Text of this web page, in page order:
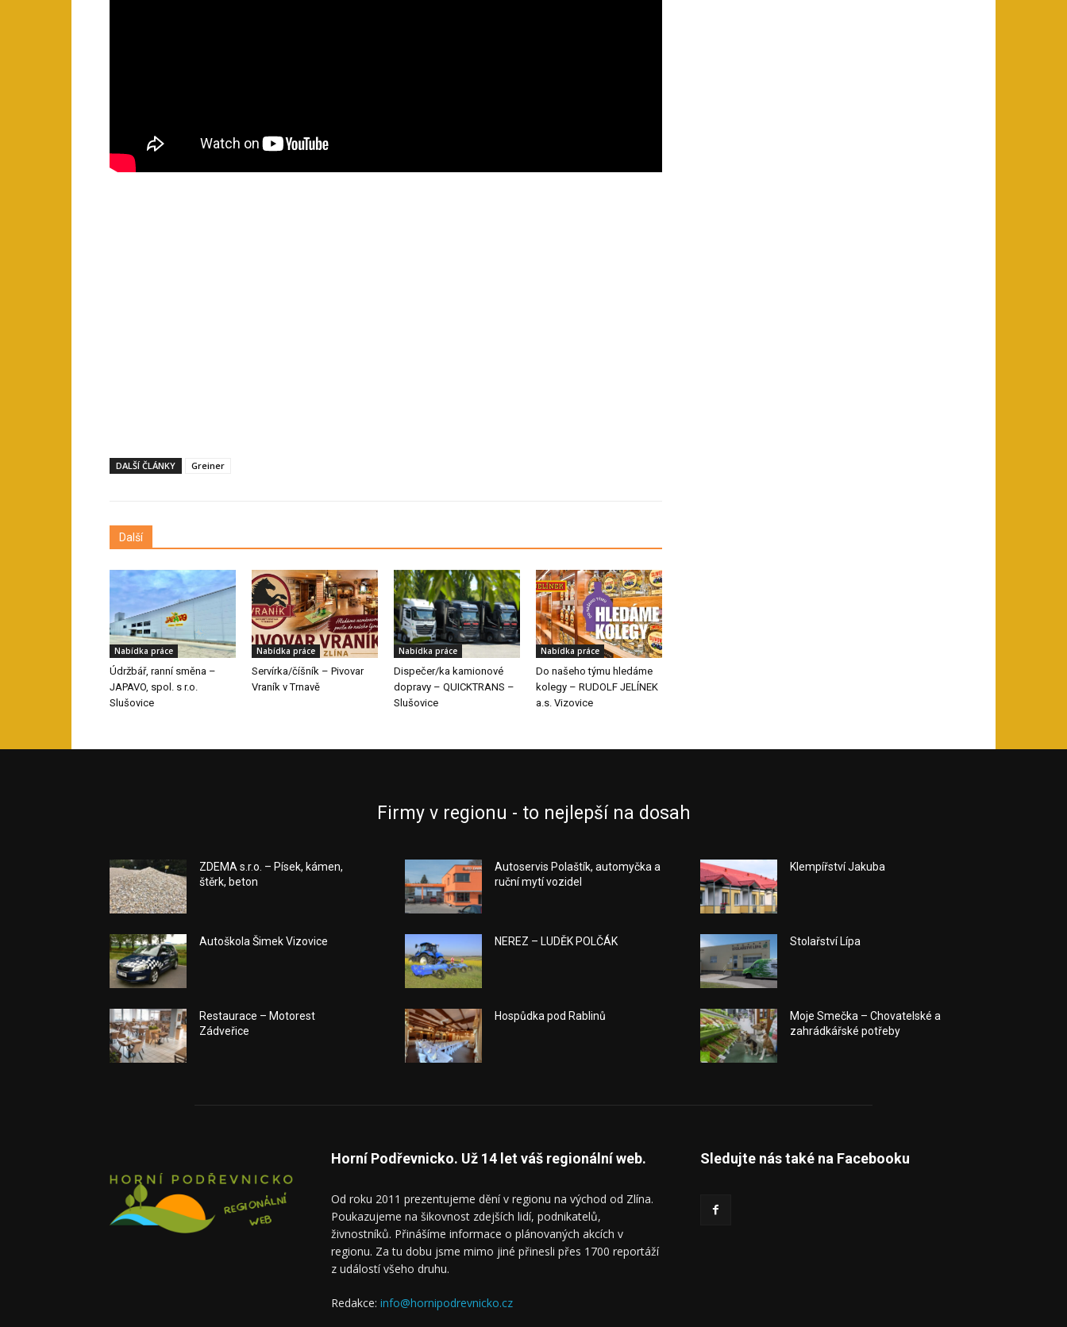
DALŠÍ ČLÁNKY Greiner
Další
Nabídka práce
Údržbář, ranní směna –
JAPAVO, spol. s r.o.
Slušovice
Nabídka práce
Servírka/číšník – Pivovar
Vraník v Trnavě
Nabídka práce
Dispečer/ka kamionové
dopravy – QUICKTRANS –
Slušovice
Nabídka práce
Do našeho týmu hledáme
kolegy – RUDOLF JELÍNEK
a.s. Vizovice
Firmy v regionu - to nejlepší na dosah
ZDEMA s.r.o. – Písek, kámen,
štěrk, beton
Autoškola Šimek Vizovice
Restaurace – Motorest
Zádveřice
Autoservis Polaštík, automyčka a
ruční mytí vozidel
NEREZ – LUDĚK POLČÁK
Hospůdka pod Rablinů
Klempířství Jakuba
Stolařství Lípa
Moje Smečka – Chovatelské a
zahrádkářské potřeby
Horní Podřevnicko. Už 14 let váš regionální web.
Od roku 2011 prezentujeme dění v regionu na východ od Zlína.
Poukazujeme na šikovnost zdejších lidí, podnikatelů,
živnostníků. Přinášíme informace o plánovaných akcích v
regionu. Za tu dobu jsme mimo jiné přinesli přes 1700 reportáží
z událostí všeho druhu.
Redakce: info@hornipodrevnicko.cz
Sledujte nás také na Facebooku